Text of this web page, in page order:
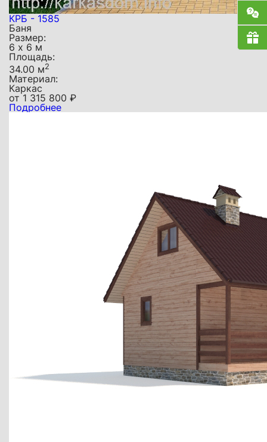
КРБ - 1585
Баня
Размер:
6 х 6 м
Площадь:
34.00 м2
Материал:
Каркас
от1 315 800 ₽
Подробнее